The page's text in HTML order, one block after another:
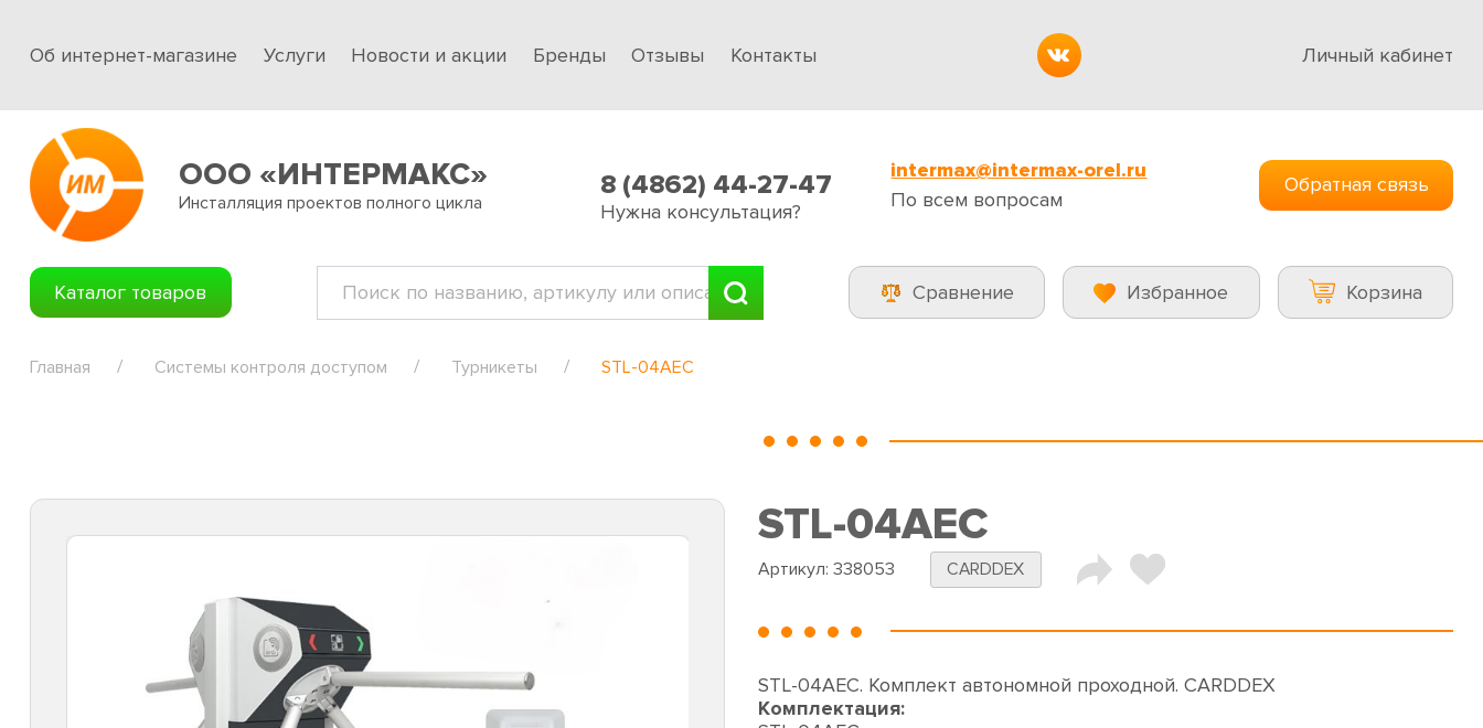
Об интернет-магазине Услуги Новости и акции Бренды Отзывы Контакты Личный кабинет
ООО «ИНТЕРМАКС»
Инсталляция проектов полного цикла
8 (4862) 44-27-47
Нужна консультация?
intermax@intermax-orel.ru
По всем вопросам
Обратная связь
Каталог товаров Сравнение Избранное Корзина
Главная Системы контроля доступом Турникеты STL-04AEC
STL-04AEC
Артикул: 338053 CARDDEX
STL-04AEC. Комплект автономной проходной. CARDDEX
Комплектация: